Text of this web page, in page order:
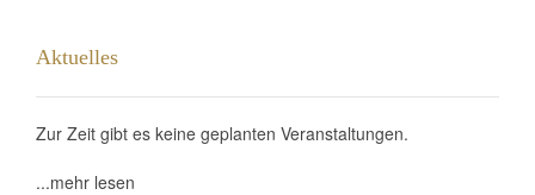
Aktuelles
Zur Zeit gibt es keine geplanten Veranstaltungen.
...mehr lesen